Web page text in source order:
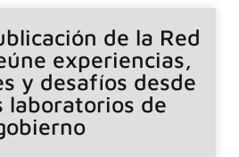
de la Red
experiencias,
y desafíos desde
laboratorios de